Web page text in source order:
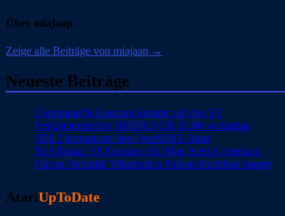
Über miajaap
Zeige alle Beiträge von miajaap →
Neueste Beiträge
Command & Conquer kommt auf den ST
Festplattentreiber HDDRIVER 13.00 verfügbar
SDL2 kommt auf den FreeMiNT-Atari
NoSTalgia: ST-Emulator für Mac feiert Comeback
Falcon Rebuild: Wizztronics Falcon-Nachbau bootet
AtariUpToDate